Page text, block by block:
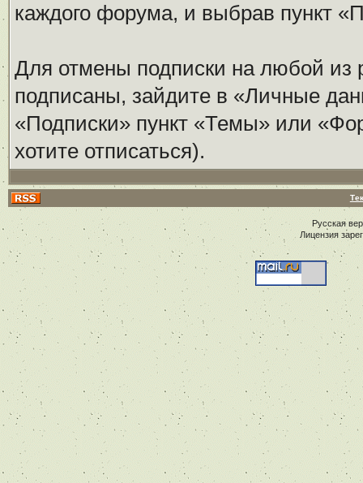
каждого форума, и выбрав пункт
Для отмены подписки на любой из
подписаны, зайдите в «Личные
«Подписки» пункт «Темы» или
хотите отписаться).
Русская
Лицензия